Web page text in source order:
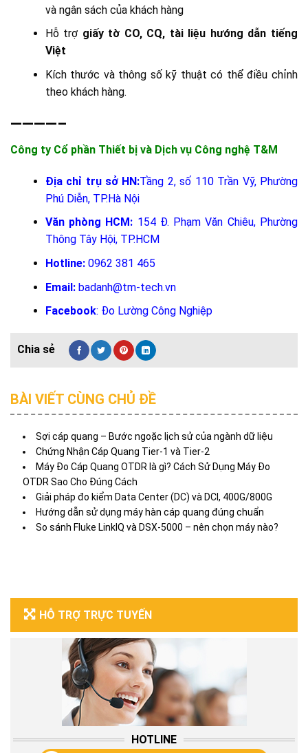
HỖ TRỢ TRỰC TUYẾN
HOTLINE
và ngân sách của khách hàng
Hỗ trợ giấy tờ CO, CQ, tài liệu hướng dẫn tiếng
Việt
Kích thước và thông số kỹ thuật có thể điều chỉnh
theo khách hàng.
————–
Công ty Cổ phần Thiết bị và Dịch vụ Công nghệ T&M
Địa chỉ trụ sở HN:Tầng 2, số 110 Trần Vỹ, Phường
Phú Diễn, TP.Hà Nội
Văn phòng HCM: 154 Đ. Phạm Văn Chiêu, Phường
Thông Tây Hội, TP.HCM
Hotline: 0962 381 465
Email: badanh@tm-tech.vn
Facebook: Đo Lường Công Nghiệp
BÀI VIẾT CÙNG CHỦ ĐỀ
Sợi cáp quang – Bước ngoặc lịch sử của ngành dữ liệu
Chứng Nhận Cáp Quang Tier-1 và Tier-2
Máy Đo Cáp Quang OTDR là gì? Cách Sử Dụng Máy Đo
OTDR Sao Cho Đúng Cách
Giải pháp đo kiểm Data Center (DC) và DCI, 400G/800G
Hướng dẫn sử dụng máy hàn cáp quang đúng chuẩn
So sánh Fluke LinkIQ và DSX-5000 – nên chọn máy nào?